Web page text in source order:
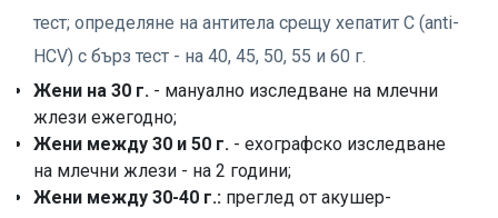
тест; определяне на антитела срещу хепатит С (anti-
HCV) с бърз тест - на 40, 45, 50, 55 и 60 г.
Жени на 30 г. - мануално изследване на млечни
жлези ежегодно;
Жени между 30 и 50 г. - ехографско изследване
на млечни жлези - на 2 години;
Жени между 30-40 г.: преглед от акушер-